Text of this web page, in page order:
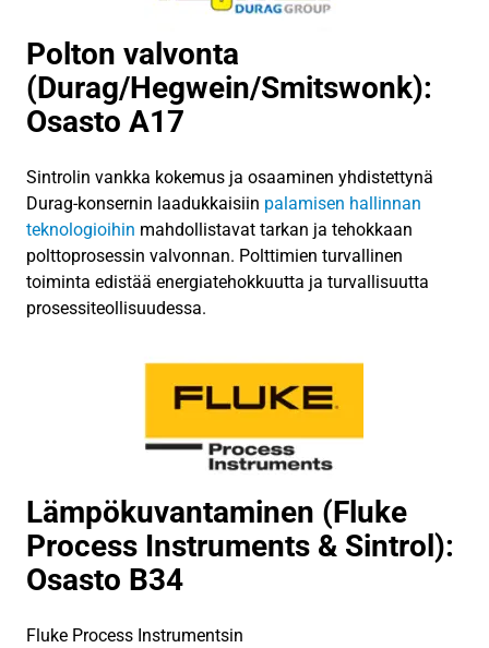
Polton valvonta
(Durag/Hegwein/Smitswonk):
Osasto A17
Sintrolin vankka kokemus ja osaaminen yhdistettynä
Durag-konsernin laadukkaisiin palamisen hallinnan
teknologioihin mahdollistavat tarkan ja tehokkaan
polttoprosessin valvonnan. Polttimien turvallinen
toiminta edistää energiatehokkuutta ja turvallisuutta
prosessiteollisuudessa.
Lämpökuvantaminen (Fluke
Process Instruments & Sintrol):
Osasto B34
Fluke Process Instrumentsin